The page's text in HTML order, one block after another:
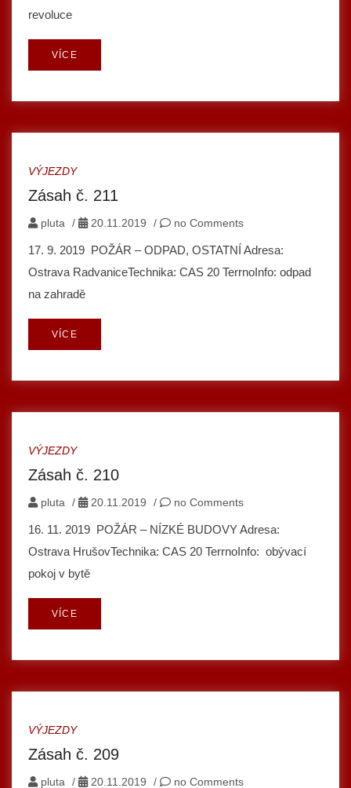
revoluce
VÍCE
VÝJEZDY
Zásah č. 211
pluta / 20.11.2019 / no Comments
17. 9. 2019 POŽÁR – ODPAD, OSTATNÍ Adresa:
Ostrava RadvaniceTechnika: CAS 20 TerrnoInfo: odpad
na zahradě
VÍCE
VÝJEZDY
Zásah č. 210
pluta / 20.11.2019 / no Comments
16. 11. 2019 POŽÁR – NÍZKÉ BUDOVY Adresa:
Ostrava HrušovTechnika: CAS 20 TerrnoInfo: obývací
pokoj v bytě
VÍCE
VÝJEZDY
Zásah č. 209
pluta / 20.11.2019 / no Comments